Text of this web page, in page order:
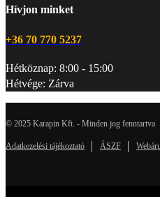
Hívjon minket
+36 70 770 5237
Hétköznap: 8:00 - 15:00
Hétvége: Zárva
© 2025 Karapin Kft. - Minden jog fenntartva
Adatkezelési tájékoztató ÁSZF